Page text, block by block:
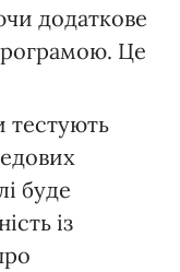
додаткове
Це
тестують
буде
із